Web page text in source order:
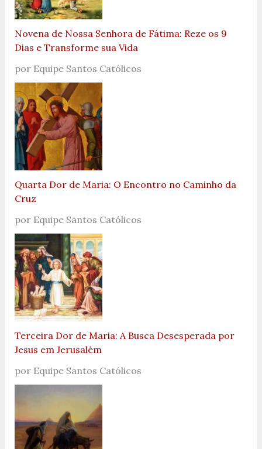
Novena de Nossa Senhora de Fátima: Reze os 9
Dias e Transforme sua Vida
por Equipe Santos Católicos
Quarta Dor de Maria: O Encontro no Caminho da
Cruz
por Equipe Santos Católicos
Terceira Dor de Maria: A Busca Desesperada por
Jesus em Jerusalém
por Equipe Santos Católicos